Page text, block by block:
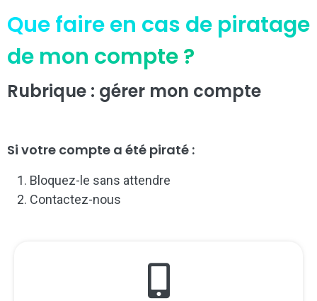
Que faire en cas de piratage
de mon compte ?
Rubrique : gérer mon compte
Si votre compte a été piraté :
Bloquez-le sans attendre
Contactez-nous